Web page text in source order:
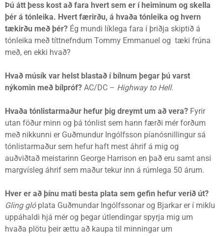
Þú átt þess kost að fara hvert sem er í heiminum og skella
þér á tónleika. Hvert færirðu, á hvaða tónleika og hvern
tækirðu með þér? Ég mundi líklega fara í þriðja skiptið á
tónleika með títtnefndum Tommy Emmanuel og tæki frúna
með, en ekki hvað?
Hvað músík var helst blastað í bílnum þegar þú varst
nýkomin með bílpróf? AC/DC – Highway to Hell.
Hvaða tónlistarmaður hefur þig dreymt um að vera? Fyrir
utan föður minn og þá tónlist sem hann færði mér forðum
með nikkunni er Guðmundur Ingólfsson píanósnillingur sá
tónlistarmaður sem hefur haft mest áhrif á mig og
auðviðtað meistarinn George Harrison en það eru samt ansi
margvísleg áhrif sem maður tekur inn á rúmlega 50 árum.
Hver er að þínu mati besta plata sem gefin hefur verið út?
Gling glóplata Guðmundar Ingólfssonar og Bjarkar er í miklu
uppáhaldi hjá mér og þegar útlendingar spyrja mig um
hvaða plötu þeir ættu að kaupa til minningar um